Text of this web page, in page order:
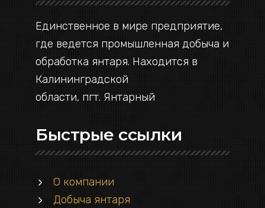
Единственное в мире предприятие,
где ведется промышленная добыча и
обработка янтаря. Находится в
Калининградской
области, пгт. Янтарный
Быстрые ссылки
О компании
Добыча янтаря